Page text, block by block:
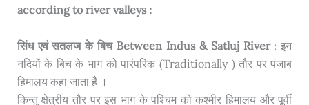
according to river valleys :
सिंध एवं सतलज के बिच Between Indus & Satluj River: इन
नदियों के बिच के भाग को पारंपरिक (Traditionally ) तौर पर पंजाब
हिमालय कहा जाता है ।
किन्तु क्षेत्रीय तौर पर इस भाग के पश्चिम को कश्मीर हिमालय और पूर्वी